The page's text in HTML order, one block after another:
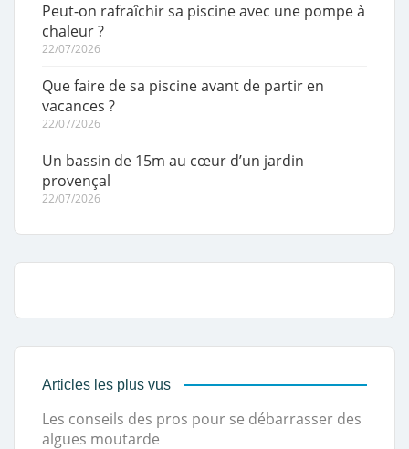
Peut-on rafraîchir sa piscine avec une pompe à
chaleur ?
22/07/2026
Que faire de sa piscine avant de partir en
vacances ?
22/07/2026
Un bassin de 15m au cœur d’un jardin
provençal
22/07/2026
Articles les plus vus
Les conseils des pros pour se débarrasser des
algues moutarde